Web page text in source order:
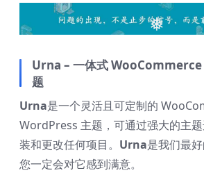
❅
Urna – 一体式
题
Urna是一个灵活且可定制的
WordPress 主题，可通过强大的主
装和更改任何项目。 Urna是我们最
您一定会对它感到满意。